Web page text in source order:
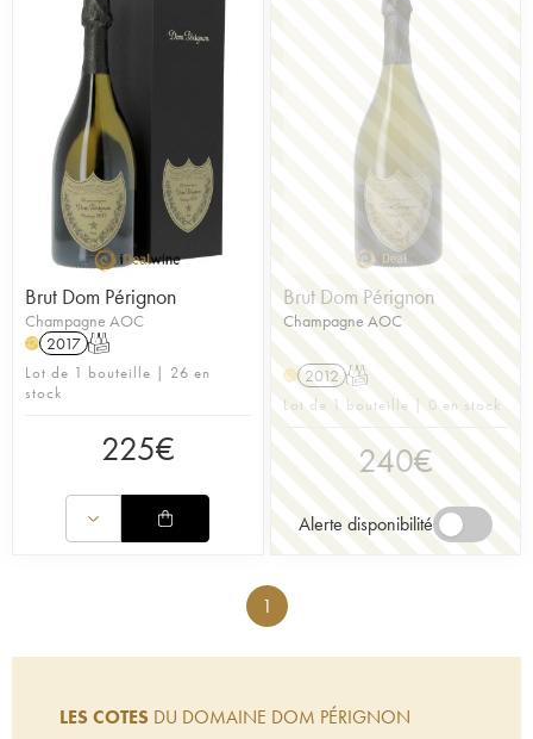
Brut Dom Pérignon
Champagne AOC
H 2017 T
Lot de 1 bouteille | 26 en
stock
225€
Brut Dom Pérignon
Champagne AOC
H 2012 T
Lot de 1 bouteille | 0 en stock
240€
Alerte disponibilité
1
LES COTES DU DOMAINE DOM PÉRIGNON